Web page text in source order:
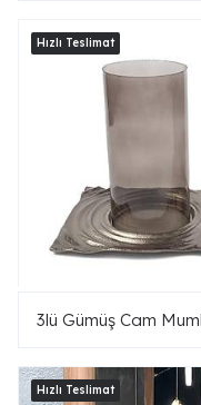
3lü Gümüş Cam